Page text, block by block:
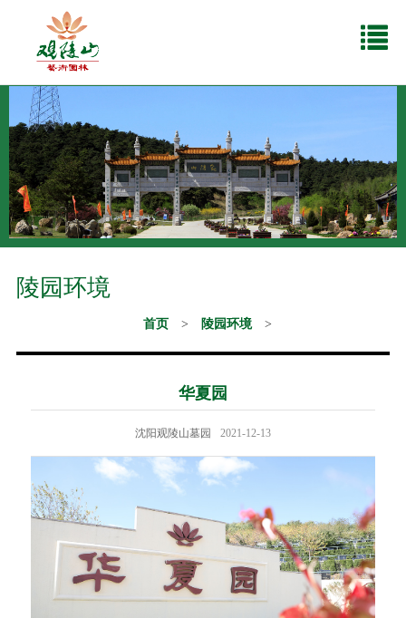
陵园环境
首页 > 陵园环境 >
华夏园
沈阳观陵山墓园 2021-12-13